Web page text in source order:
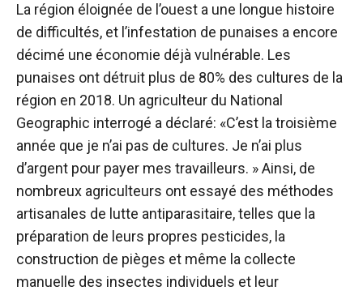
La région éloignée de l’ouest a une longue histoire
de difficultés, et l’infestation de punaises a encore
décimé une économie déjà vulnérable. Les
punaises ont détruit plus de 80% des cultures de la
région en 2018. Un agriculteur du National
Geographic interrogé a déclaré: «C’est la troisième
année que je n’ai pas de cultures. Je n’ai plus
d’argent pour payer mes travailleurs. » Ainsi, de
nombreux agriculteurs ont essayé des méthodes
artisanales de lutte antiparasitaire, telles que la
préparation de leurs propres pesticides, la
construction de pièges et même la collecte
manuelle des insectes individuels et leur